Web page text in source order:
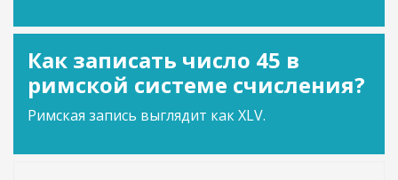
Как записать число 45 в
римской системе счисления?
Римская запись выглядит как XLV.